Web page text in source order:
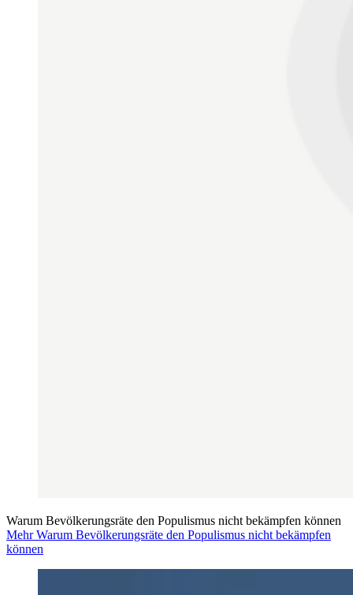
Warum Bevölkerungsräte den Populismus nicht bekämpfen können
Mehr Warum Bevölkerungsräte den Populismus nicht bekämpfen
können